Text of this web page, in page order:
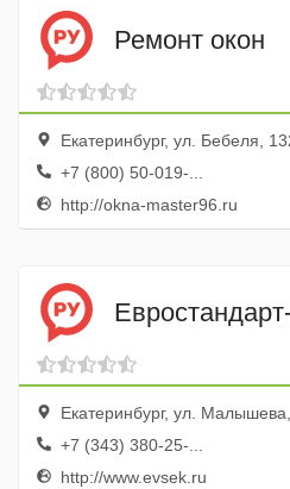
Ремонт окон
Екатеринбург, ул. Бебеля,
+7 (800) 50-019-...
http://okna-master96.ru
Екатеринбург, ул.
+7 (343) 380-25-...
http://www.evsek.ru